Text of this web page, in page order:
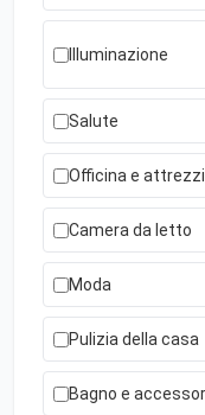
Illuminazione
Salute
Officina e attrezzi
Camera da letto
Moda
Pulizia della casa
Bagno e